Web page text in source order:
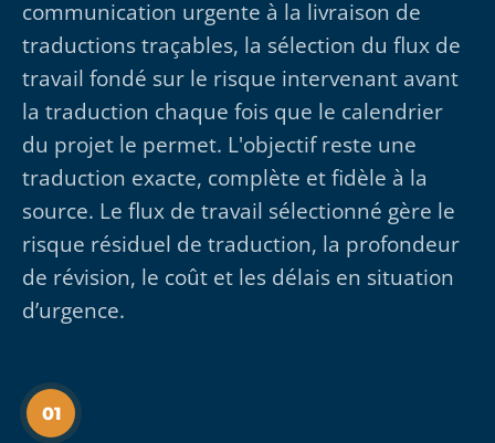
communication urgente à la livraison de
traductions traçables, la sélection du flux de
travail fondé sur le risque intervenant avant
la traduction chaque fois que le calendrier
du projet le permet. L'objectif reste une
traduction exacte, complète et fidèle à la
source. Le flux de travail sélectionné gère le
risque résiduel de traduction, la profondeur
de révision, le coût et les délais en situation
d’urgence.
01